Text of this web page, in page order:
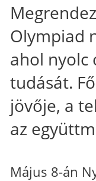
Olympiad
ahol nyolc
tudását.
jövője, a
az
Május 8-án